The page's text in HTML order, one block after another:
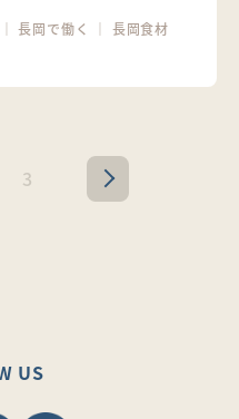
｜長岡で働く ｜ 長岡食材
3 >
US